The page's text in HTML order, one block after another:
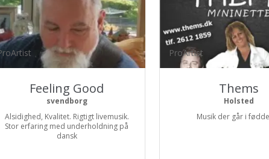
Feeling Good
svendborg
Alsidighed, Kvalitet. Rigtigt livemusik.
Stor erfaring med underholdning på
dansk
ProArtist
Thems
Holsted
Musik der går i